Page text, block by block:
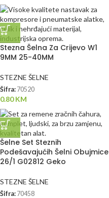
Stezna Šelna Za Crijevo W1
9MM 25-40MM
STEZNE ŠELNE
Šifra: 70520
0.80KM
Šelne Set Steznih
Podešavajućih Šelni Obujmice
26/1 G02812 Geko
STEZNE ŠELNE
Šifra: 70458